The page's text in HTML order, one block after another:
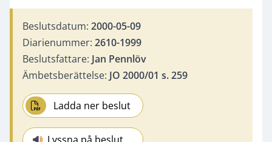
Beslutsdatum: 2000-05-09
Diarienummer: 2610-1999
Beslutsfattare: Jan Pennlöv
Ämbetsberättelse: JO 2000/01 s. 259
Ladda ner beslut